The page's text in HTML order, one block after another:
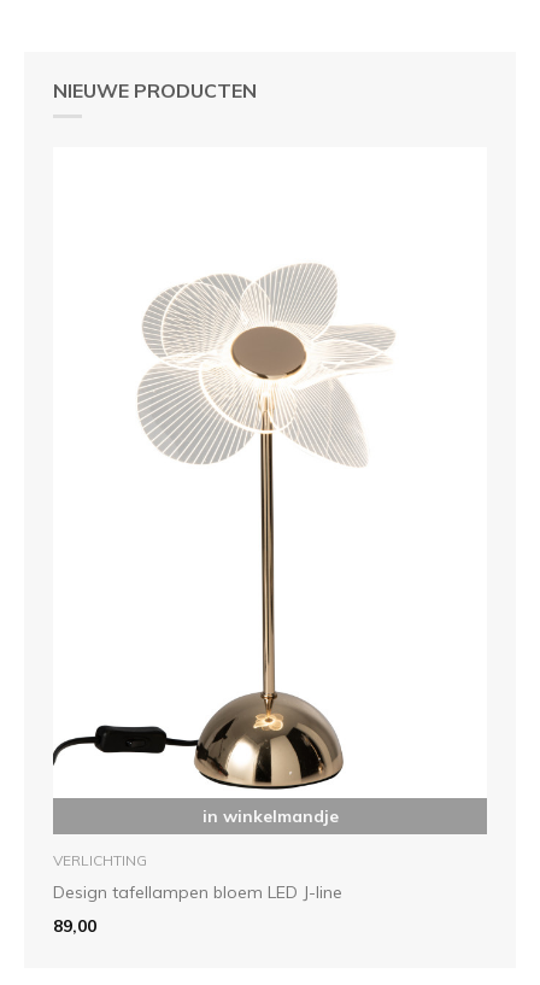
NIEUWE PRODUCTEN
in winkelmandje
VERLICHTING
Design tafellampen bloem LED J-line
89,00